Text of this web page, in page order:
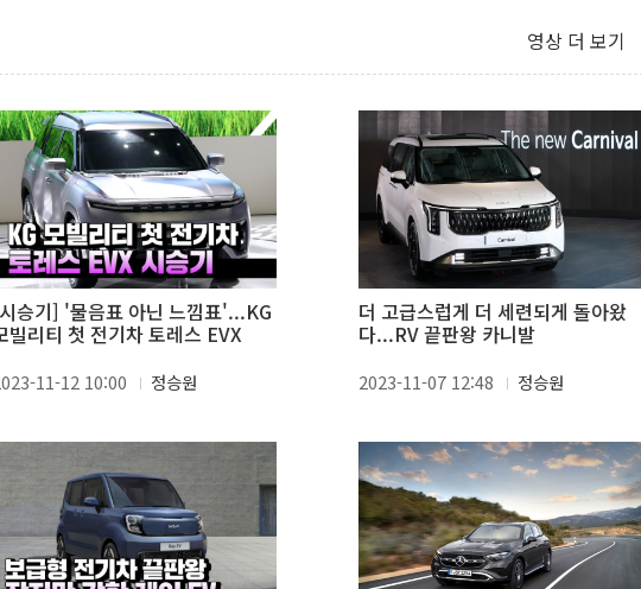
영상 더 보기
승기] '물음표 아닌 느낌표'...KG
빌리티 첫 전기차 토레스 EVX
11-12 10:00 정승원
더 고급스럽게 더 세련되게 돌아왔
다...RV 끝판왕 카니발
2023-11-07 12:48 정승원